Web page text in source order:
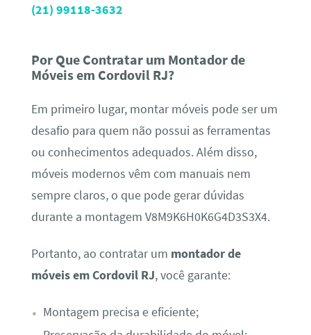
(21) 99118-3632
Por Que Contratar um Montador de
Móveis em Cordovil RJ?
Em primeiro lugar, montar móveis pode ser um
desafio para quem não possui as ferramentas
ou conhecimentos adequados. Além disso,
móveis modernos vêm com manuais nem
sempre claros, o que pode gerar dúvidas
durante a montagem V8M9K6H0K6G4D3S3X4.
Portanto, ao contratar um montador de
móveis em Cordovil RJ, você garante:
Montagem precisa e eficiente;